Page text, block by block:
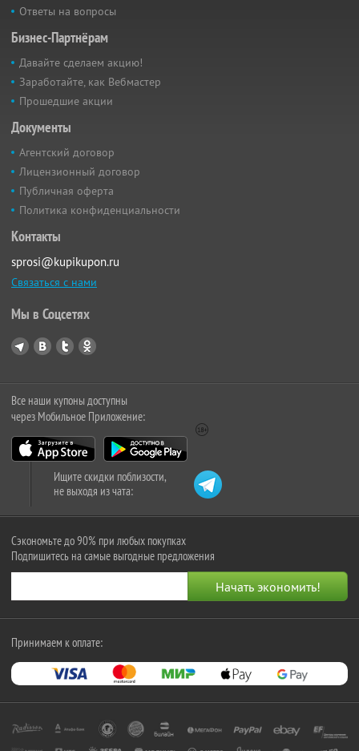
Ответы на вопросы
Бизнес-Партнёрам
Давайте сделаем акцию!
Заработайте, как Вебмастер
Прошедшие акции
Документы
Агентский договор
Лицензионный договор
Публичная оферта
Политика конфиденциальности
Контакты
sprosi@kupikupon.ru
Связаться с нами
Мы в Соцсетях
Все наши купоны доступны
через Мобильное Приложение:
Ищите скидки поблизости,
не выходя из чата:
Сэкономьте до 90% при любых покупках
Подпишитесь на самые выгодные предложения
Принимаем к оплате: